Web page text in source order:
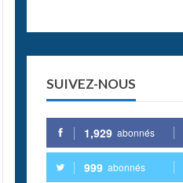
SUIVEZ-NOUS
1,929 abonnés
999 abonnés